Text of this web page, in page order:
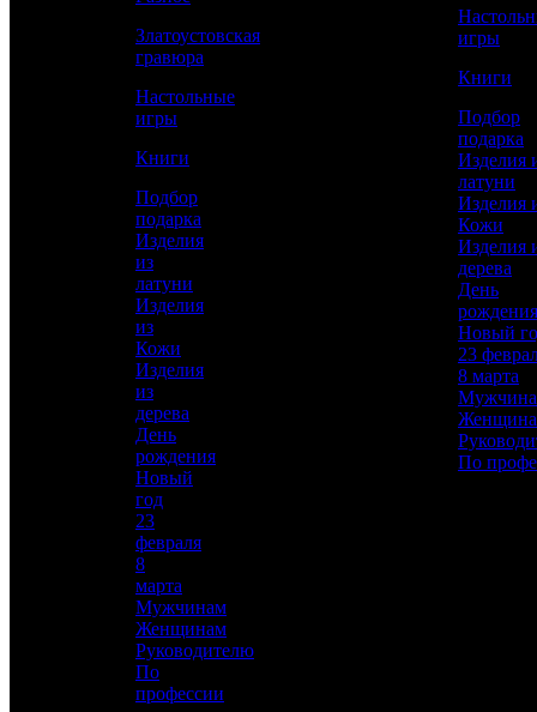
Токарные, Полировка, Рисовка кистью,
Гравирование по лаку, Травление,
Никелирование, Золочение, Ювелирные
Латунь, Никель, Золото
Для добавления товара в избранное, пожалуйста,
АВТОРИЗОВАТЬСЯ
Оставьте свои данные, мы свяжемся с вами для
уточнения деталей заказа.
Златоустовская
гравюра
Настольные
игры
Книги
Подбор
подарка
Изделия
из
латуни
Изделия
из
Кожи
Изделия
из
дерева
День
рождения
Новый
год
23
февраля
8
марта
Мужчинам
Женщинам
Руководителю
По
профессии
игры
Книги
Подбор
подарка
Изделия
латуни
Изделия
Кожи
Изделия
дерева
День
рождения
Новый
23
8 марта
По